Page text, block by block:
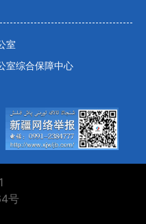
室
室综合保障中心
号